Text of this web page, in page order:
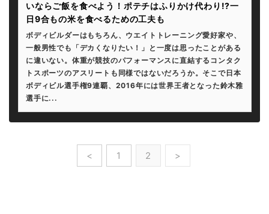
いならご飯を食べよう！ポテチはふりかけ代わり!?一
日9合もの米を食べるための工夫も
ボディビルダーはもちろん、ウエイトトレーニング愛好家や、
一般男性でも「デカくなりたい！」と一度は思ったことがある
に違いない。体重が競技のパフォーマンスに直結するコンタク
トスポーツのアスリートも同様ではないだろうか。そこで日本
ボディビル選手権9連覇、2016年には世界王者となった鈴木雅
選手に...
< 1 2 >